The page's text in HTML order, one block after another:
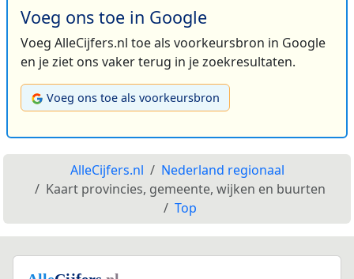
Voeg ons toe in Google
Voeg AlleCijfers.nl toe als voorkeursbron in Google
en je ziet ons vaker terug in je zoekresultaten.
Voeg ons toe als voorkeursbron
AlleCijfers.nl
Nederland regionaal
Kaart provincies, gemeente, wijken en buurten
Top